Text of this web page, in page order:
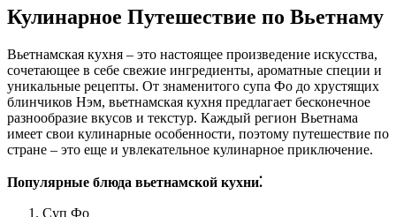
Кулинарное Путешествие по Вьетнаму
Вьетнамская кухня – это настоящее произведение искусства,
сочетающее в себе свежие ингредиенты, ароматные специи и
уникальные рецепты. От знаменитого супа Фо до хрустящих
блинчиков Нэм, вьетнамская кухня предлагает бесконечное
разнообразие вкусов и текстур. Каждый регион Вьетнама
имеет свои кулинарные особенности, поэтому путешествие по
стране – это еще и увлекательное кулинарное приключение.
Популярные блюда вьетнамской кухни⁚
Суп Фо